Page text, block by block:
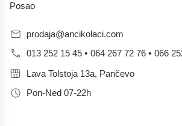
Posao
prodaja@ancikolaci.com
013 252 15 45 • 064 267 72 76 • 066
Lava Tolstoja 13a, Pančevo
Pon-Ned 07-22h